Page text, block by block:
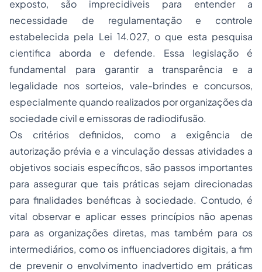
exposto, são imprecidiveis para entender a
necessidade de regulamentação e controle
estabelecida pela Lei 14.027, o que esta pesquisa
cientifica aborda e defende. Essa legislação é
fundamental para garantir a transparência e a
legalidade nos sorteios, vale-brindes e concursos,
especialmente quando realizados por organizações da
sociedade civil e emissoras de radiodifusão.
Os critérios definidos, como a exigência de
autorização prévia e a vinculação dessas atividades a
objetivos sociais específicos, são passos importantes
para assegurar que tais práticas sejam direcionadas
para finalidades benéficas à sociedade. Contudo, é
vital observar e aplicar esses princípios não apenas
para as organizações diretas, mas também para os
intermediários, como os influenciadores digitais, a fim
de prevenir o envolvimento inadvertido em práticas